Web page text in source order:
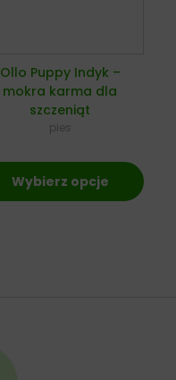
Ollo Puppy Indyk –
mokra karma dla
szczeniąt
pies
Wybierz opcje